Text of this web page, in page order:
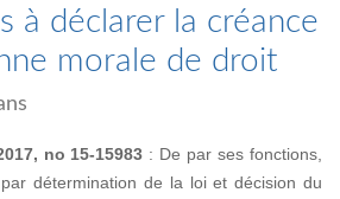
à déclarer la créance
morale de droit
no 15-15983 : De par ses fonctions,
par détermination de la loi et décision du